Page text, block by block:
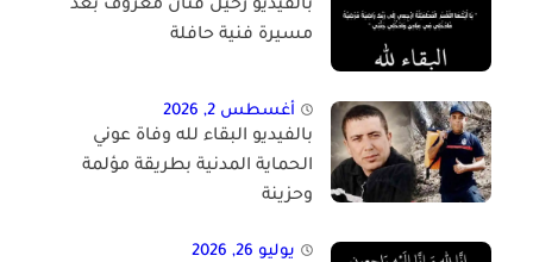
بالفيديو رحيل فنان معروف بعد
مسيرة فنية حافلة
أغسطس 2, 2026
بالفيديو البقاء لله وفاة عوني
الحماية المدنية بطريقة مؤلمة
وحزينة
يوليو 26, 2026